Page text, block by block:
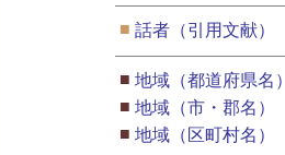
■ 話者（引用文献）
■ 地域（都道府県名）
■ 地域（市・郡名）
■ 地域（区町村名）